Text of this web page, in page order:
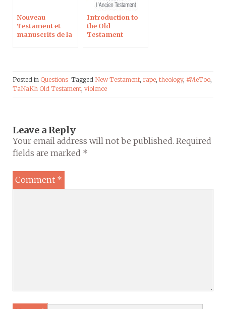
Nouveau
Testament et
manuscrits de la
Introduction to
the Old
Testament
Posted in Questions Tagged New Testament rape theology, #MeToo
TaNaKh Old Testament violence
Leave a Reply
Your email address will not be published. Required
fields are marked *
Comment *